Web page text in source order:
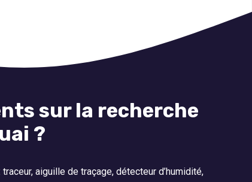
sur la recherche
?
aiguille de traçage, détecteur d’humidité,